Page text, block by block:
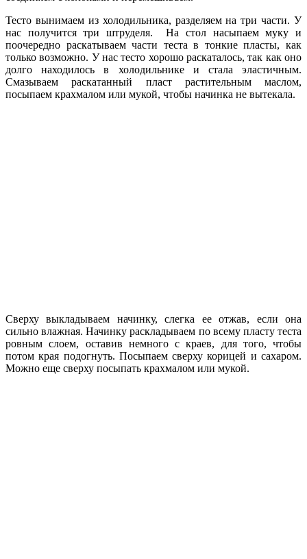
Тесто вынимаем из холодильника, разделяем на три части. У
нас получится три штруделя. На стол насыпаем муку и
поочередно раскатываем части теста в тонкие пласты, как
только возможно. У нас тесто хорошо раскаталось, так как оно
долго находилось в холодильнике и стала эластичным.
Смазываем раскатанный пласт растительным маслом,
посыпаем крахмалом или мукой, чтобы начинка не вытекала.
Сверху выкладываем начинку, слегка ее отжав, если она
сильно влажная. Начинку раскладываем по всему пласту теста
ровным слоем, оставив немного с краев, для того, чтобы
потом края подогнуть. Посыпаем сверху корицей и сахаром.
Можно еще сверху посыпать крахмалом или мукой.